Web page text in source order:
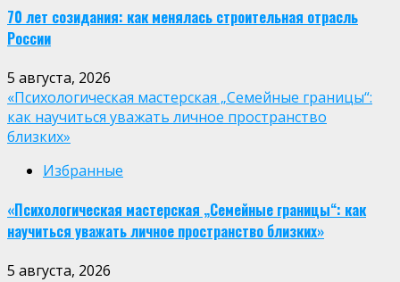
70 лет созидания: как менялась строительная отрасль
России
5 августа, 2026
«Психологическая мастерская „Семейные границы“:
как научиться уважать личное пространство
близких»
Избранные
«Психологическая мастерская „Семейные границы“: как
научиться уважать личное пространство близких»
5 августа, 2026